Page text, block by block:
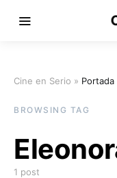
Cine en Serio » Portada
BROWSING TAG
1 post